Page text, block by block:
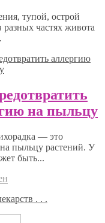
тупой, острой
разных частях живота
на пыльцу
— это
пыльцу растений. У
быть...
. . .